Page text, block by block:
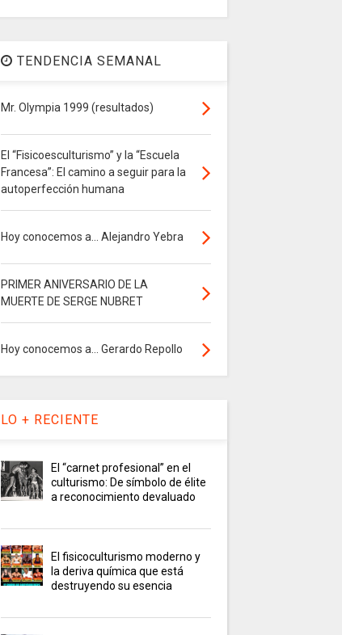
TENDENCIA SEMANAL
Mr. Olympia 1999 (resultados)
El “Fisicoesculturismo” y la “Escuela
Francesa”: El camino a seguir para la
autoperfección humana
Hoy conocemos a... Alejandro Yebra
PRIMER ANIVERSARIO DE LA
MUERTE DE SERGE NUBRET
Hoy conocemos a... Gerardo Repollo
LO + RECIENTE
El “carnet profesional” en el
culturismo: De símbolo de élite
a reconocimiento devaluado
El fisicoculturismo moderno y
la deriva química que está
destruyendo su esencia